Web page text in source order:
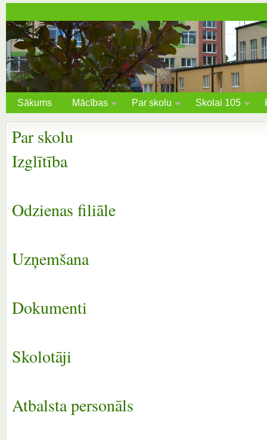
Sākums Mācības Par skolu Skolai 105
Par skolu
Izglītība
Odzienas filiāle
Uzņemšana
Dokumenti
Skolotāji
Atbalsta personāls